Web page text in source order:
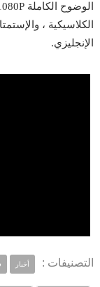
الكلاسيكية ،
الإنجليزي.
التصنيفات : أخبار